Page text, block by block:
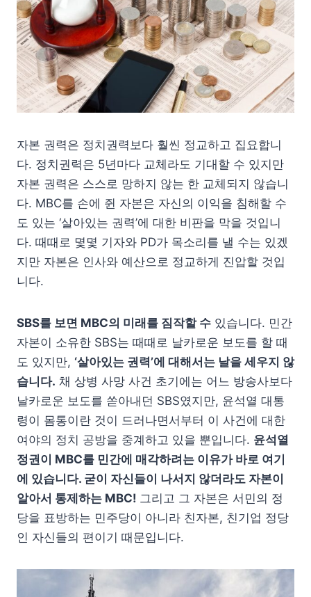
자본 권력은 정치권력보다 훨씬 정교하고 집요합니
다. 정치권력은 5년마다 교체라도 기대할 수 있지만
자본 권력은 스스로 망하지 않는 한 교체되지 않습니
다. MBC를 손에 쥔 자본은 자신의 이익을 침해할 수
도 있는 ‘살아있는 권력’에 대한 비판을 막을 것입니
다. 때때로 몇몇 기자와 PD가 목소리를 낼 수는 있겠
지만 자본은 인사와 예산으로 정교하게 진압할 것입
니다.
SBS를 보면 MBC의 미래를 짐작할 수 있습니다. 민간
자본이 소유한 SBS는 때때로 날카로운 보도를 할 때
도 있지만, ‘살아있는 권력’에 대해서는 날을 세우지 않
습니다. 채 상병 사망 사건 초기에는 어느 방송사보다
날카로운 보도를 쏟아내던 SBS였지만, 윤석열 대통
령이 몸통이란 것이 드러나면서부터 이 사건에 대한
여야의 정치 공방을 중계하고 있을 뿐입니다. 윤석열
정권이 MBC를 민간에 매각하려는 이유가 바로 여기
에 있습니다. 굳이 자신들이 나서지 않더라도 자본이
알아서 통제하는 MBC! 그리고 그 자본은 서민의 정
당을 표방하는 민주당이 아니라 친자본, 친기업 정당
인 자신들의 편이기 때문입니다.